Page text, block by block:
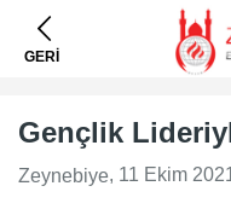
GERİ
Gençlik
Zeynebiye, 11 Ekim